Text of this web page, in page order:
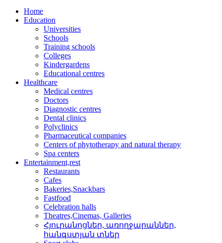
Home
Education
Universities
Schools
Training schools
Colleges
Kindergardens
Educational centres
Healthcare
Medical centres
Doctors
Diagnostic centres
Dental clinics
Polyclinics
Pharmaceutical companies
Centers of phytotherapy and natural therapy
Spa centers
Entertainment,rest
Restaurants
Cafes
Bakeries,Snackbars
Fastfood
Celebration halls
Theatres,Cinemas, Galleries
Հյուրանոցներ, առողջար­աններ,
հանգստյան տներ